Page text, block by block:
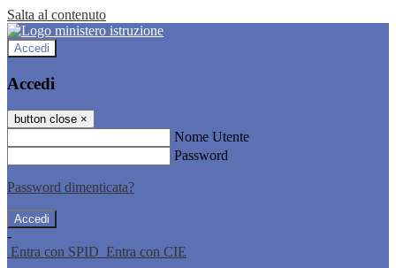
Salta al contenuto
Accedi
Accedi
button close ×
Nome Utente
Password
Password dimenticata?
-
Entra con SPID Entra con CIE